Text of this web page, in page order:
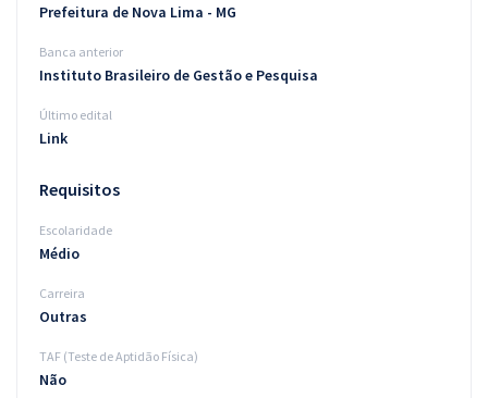
Blog
Aprovados
Atendimento
Prefeitura de Nova Lima - MG
Banca anterior
Instituto Brasileiro de Gestão e Pesquisa
Último edital
Link
Requisitos
Escolaridade
Médio
Carreira
Outras
TAF (Teste de Aptidão Física)
Não